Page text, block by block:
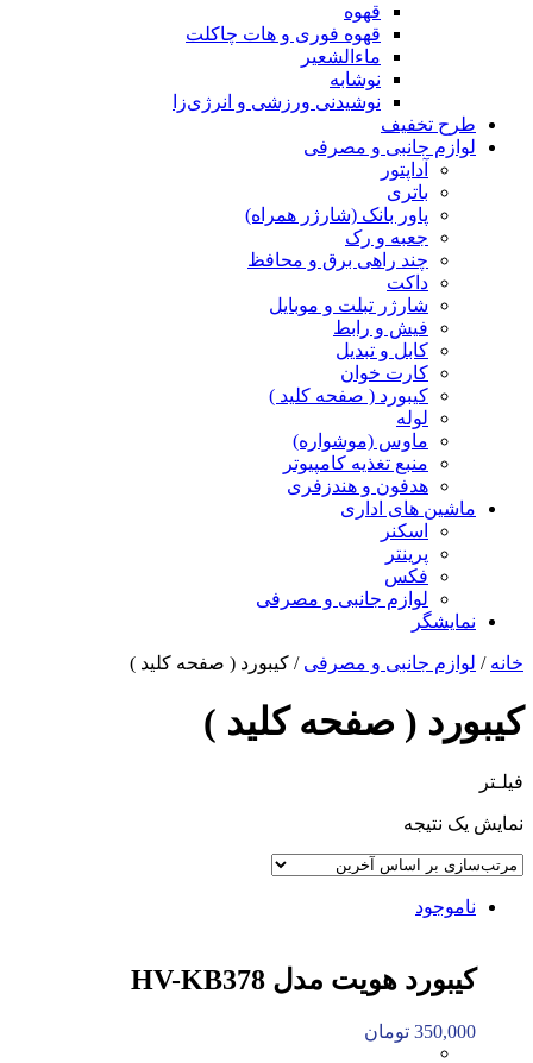
قهوه
قهوه فوری و هات چاکلت
ماءالشعیر
نوشابه
نوشیدنی ورزشی و انرژی‌زا
طرح تخفیف
لوازم جانبی و مصرفی
آداپتور
باتری
پاور بانک (شارژر همراه)
جعبه و رک
چند راهی برق و محافظ
داکت
شارژر تبلت و موبایل
فیش و رابط
کابل و تبدیل
کارت خوان
کیبورد ( صفحه کلید )
لوله
ماوس (موشواره)
منبع تغذیه کامپیوتر
هدفون و هندزفری
ماشین های اداری
اسکنر
پرینتر
فکس
لوازم جانبی و مصرفی
نمایشگر
خانه / لوازم جانبی و مصرفی / کیبورد ( صفحه کلید )
کیبورد ( صفحه کلید )
فیلـتر
نمایش یک نتیجه
ناموجود
کیبورد هویت مدل HV-KB378
350,000 تومان